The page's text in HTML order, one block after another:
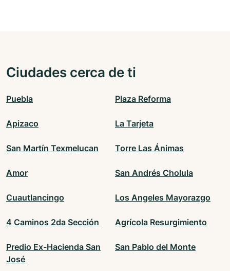
Ciudades cerca de ti
Puebla Plaza Reforma
Apizaco La Tarjeta
San Martín Texmelucan Torre Las Ánimas
Amor San Andrés Cholula
Cuautlancingo Los Angeles Mayorazgo
4 Caminos 2da Sección Agrícola Resurgimiento
Predio Ex-Hacienda San
José
San Pablo del Monte